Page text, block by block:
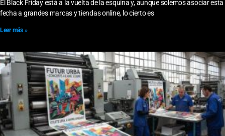
El Black Friday está a la vuelta de la esquina y, aunque solemos asociar esta
fecha a grandes marcas y tiendas online, lo cierto es
Leer más »